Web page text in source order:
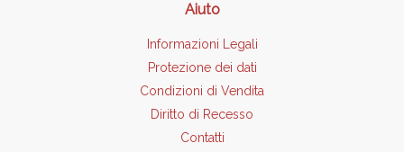
Aiuto
Informazioni Legali
Protezione dei dati
Condizioni di Vendita
Diritto di Recesso
Contatti